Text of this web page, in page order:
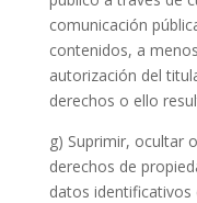
comunicación
contenidos, a
autorización del
derechos o ello
g) Suprimir, ocultar
derechos de
datos identificativos